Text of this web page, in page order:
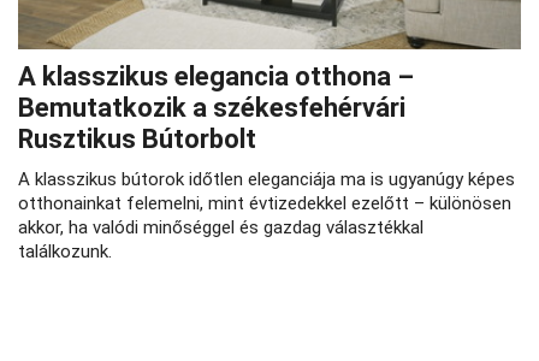
A klasszikus elegancia otthona –
Bemutatkozik a székesfehérvári
Rusztikus Bútorbolt
A klasszikus bútorok időtlen eleganciája ma is ugyanúgy képes
otthonainkat felemelni, mint évtizedekkel ezelőtt – különösen
akkor, ha valódi minőséggel és gazdag választékkal
találkozunk.